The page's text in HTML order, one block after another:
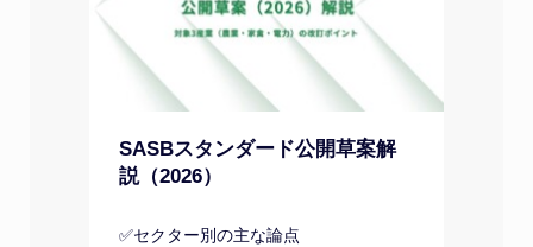
SASBスタンダード公開草案解
説（2026）
✅セクター別の主な論点